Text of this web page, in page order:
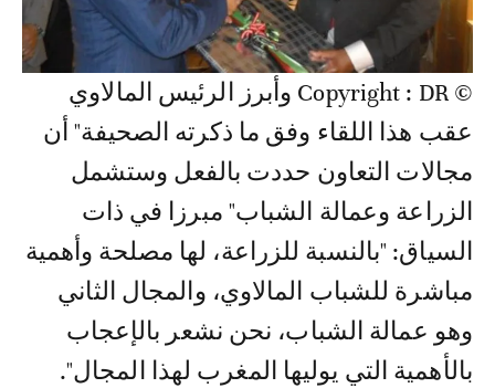
© Copyright : DR وأبرز الرئيس المالاوي
عقب هذا اللقاء وفق ما ذكرته الصحيفة" أن
مجالات التعاون حددت بالفعل وستشمل
الزراعة وعمالة الشباب" مبرزا في ذات
السياق: "بالنسبة للزراعة، لها مصلحة وأهمية
مباشرة للشباب المالاوي، والمجال الثاني
وهو عمالة الشباب، نحن نشعر بالإعجاب
بالأهمية التي يوليها المغرب لهذا المجال".